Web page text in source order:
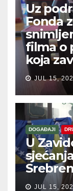
Uz
Fonda
filma o
koja
JUL 15,
DOGAĐAJI
U
JUL 15,